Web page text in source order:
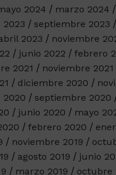
2024 marzo 2024
septiembre 2023
2023
noviembre
junio 2022 febrero
2021
noviembre 2021
diciembre 2020
2020 septiembre 2020
junio 2020 mayo
febrero 2020
noviembre 2019
agosto 2019 junio
marzo 2019
octubre